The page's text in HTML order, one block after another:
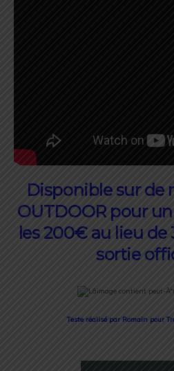
Disponible sur de
OUTDOOR pour
les 200€ au lieu de
sortie
Teste réalisé par Romain pour